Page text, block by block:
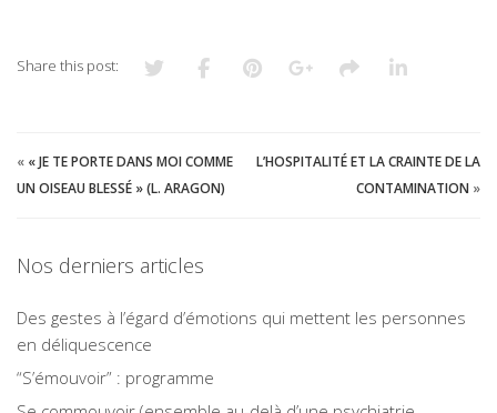
Share this post:
« « JE TE PORTE DANS MOI COMME
UN OISEAU BLESSÉ » (L. ARAGON)
L’HOSPITALITÉ ET LA CRAINTE DE LA
CONTAMINATION »
Nos derniers articles
Des gestes à l’égard d’émotions qui mettent les personnes
en déliquescence
“S’émouvoir” : programme